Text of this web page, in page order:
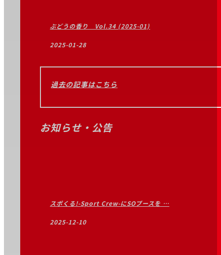
ぶどうの香り Vol.34 (2025-01)
2025-01-28
過去の記事はこちら
お知らせ・公告
スポくる!-Sport Crew-にSOブースを …
2025-12-10